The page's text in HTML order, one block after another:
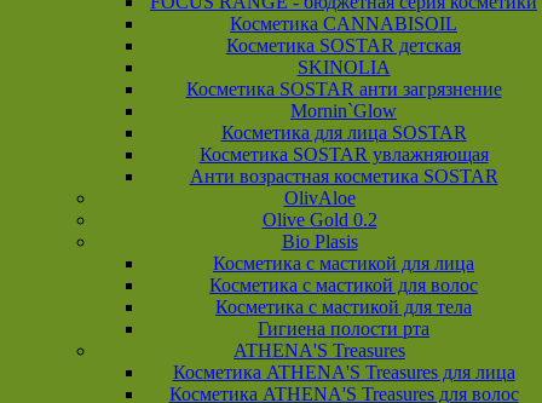
Косметика CANNABISOIL
Косметика SOSTAR детская
SKINOLIA
Косметика SOSTAR анти загрязнение
Mornin`Glow
Косметика для лица SOSTAR
Косметика SOSTAR увлажняющая
Анти возрастная косметика SOSTAR
OlivAloe
Olive Gold 0.2
Bio Plasis
Косметика с мастикой для лица
Косметика с мастикой для волос
Косметика с мастикой для тела
Гигиена полости рта
ATHENA'S Treasures
Косметика ATHENA'S Treasures для лица
Косметика ATHENA'S Treasures для волос